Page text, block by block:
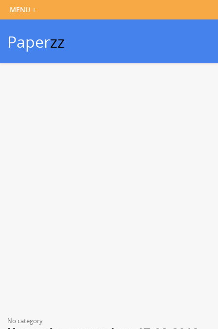
Paperzz
No category